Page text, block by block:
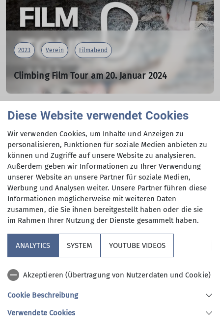
mehr erfahren
2023 Verein Filmabend
Climbing Film Tour am 20. Januar 2024
Kultserie im neuen Jahr im Southrock
24.11.2023
Der Southrock Berlin zeigt:
Climbing Film Tour
mehr erfahren
Andere Themen
2025 2026 Feste Lesung
Mitgliederversammlung Natur Verein
Vorstandsmitteilung Vortrag
Unsere Sektion
Kooperationspartner
Sektion AlpinClub Berlin des Deutschen Alpenvereins e.V.
Diese Website verwendet Cookies
Wir verwenden Cookies, um Inhalte und Anzeigen zu
personalisieren, Funktionen für soziale Medien anbieten zu
können und Zugriffe auf unsere Website zu analysieren.
Außerdem geben wir Informationen zu Ihrer Verwendung
unserer Website an unsere Partner für soziale Medien,
Werbung und Analysen weiter. Unsere Partner führen diese
Informationen möglicherweise mit weiteren Daten
zusammen, die Sie ihnen bereitgestellt haben oder die sie
im Rahmen Ihrer Nutzung der Dienste gesammelt haben.
ANALYTICS SYSTEM YOUTUBE VIDEOS
Akzeptieren (Übertragung von Nutzerdaten und Cookie)
Cookie Beschreibung
Verwendete Cookies